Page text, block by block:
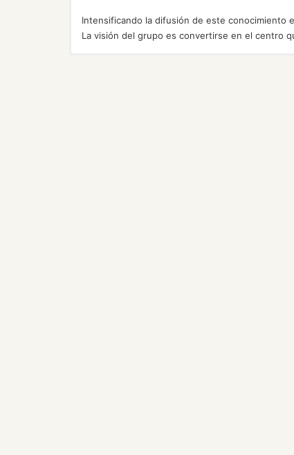
Intensificando la difusión de este conocimiento
La visión del grupo es convertirse en el centro